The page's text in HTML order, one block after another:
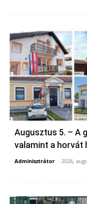
Augusztus 5. – A
valamint a horvát
Adminisztrátor - 2026,